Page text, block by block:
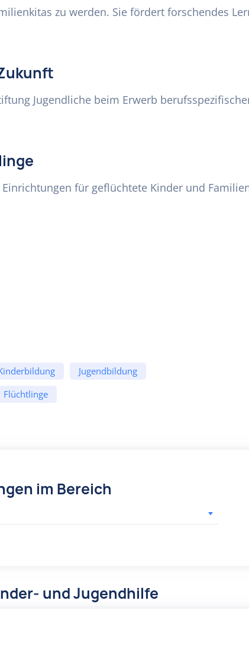
zu werden. Sie fördert forschendes
Jugendliche beim Erwerb
für geflüchtete Kinder und
Jugendbildung
Flüchtlinge
im Bereich
und Jugendhilfe